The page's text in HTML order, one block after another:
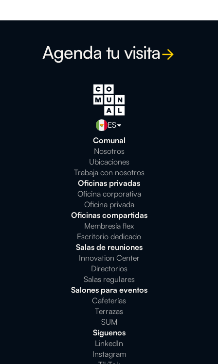
Agenda tu visita
ES
Comunal
Nosotros
Ubicaciones
Trabaja con nosotros
Oficinas privadas
Oficina corporativa
Oficina privada
Oficinas compartidas
Membresía flex
Escritorio dedicado
Salas de reuniones
Innovation Center
Directorios
Salas regulares
Salones para eventos
Cafeterías
Terrazas
SUM
Síguenos
LinkedIn
Instagram